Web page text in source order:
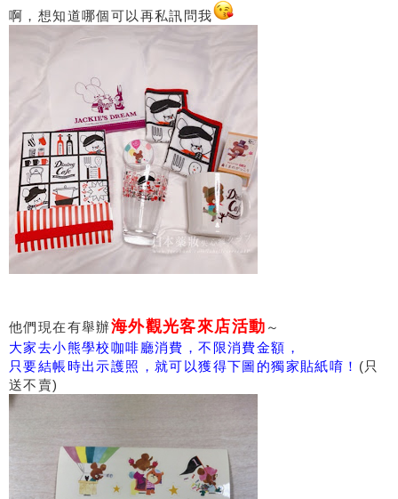
啊，想知道哪個可以再私訊問我
他們現在有舉辦海外觀光客來店活動 ～
大家去小熊學校咖啡廳消費，不限消費金額，
只要結帳時出示護照，就可以獲得下圖的獨家貼紙唷！ (只
送不賣)